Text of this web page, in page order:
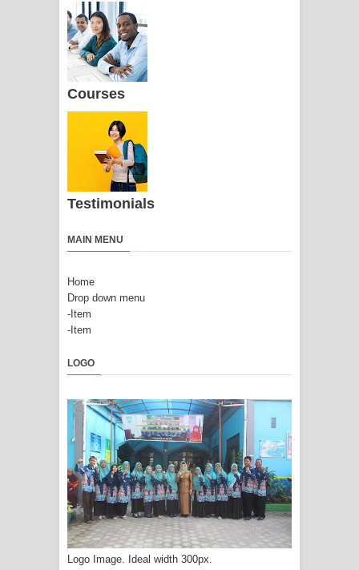
Courses
Testimonials
MAIN MENU
Home
Drop down menu
-Item
-Item
LOGO
Logo Image. Ideal width 300px.